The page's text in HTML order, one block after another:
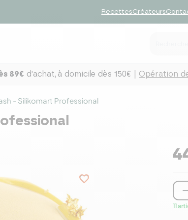
RecettesCréateurs
89€ d'achat, à domicile dès 150€ | Opération
- Silikomart Professional
favorite_border

11